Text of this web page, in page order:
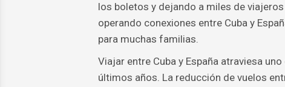
los boletos y dejando a miles de
operando conexiones entre Cuba y
para muchas familias.
Viajar entre Cuba y España atraviesa
últimos años. La reducción de vuelos